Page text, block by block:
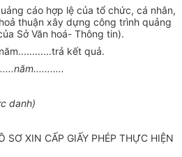
cáo hợp lệ của tổ chức, cá nhân,
thuận xây dựng công trình quảng
Sở Văn hoá- Thông tin).
kết quả.
danh)
SƠ XIN CẤP GIẤY PHÉP THỰC HIỆN